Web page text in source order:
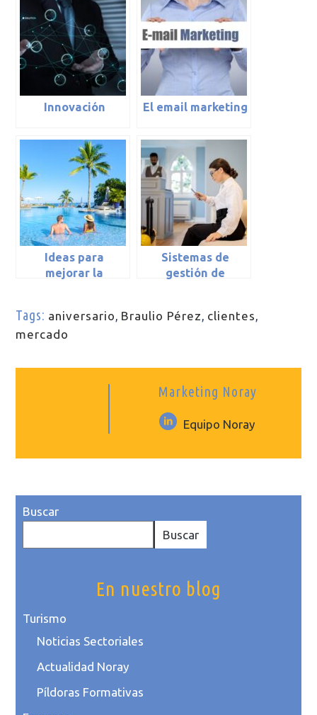
Innovación El email marketing
Ideas para
mejorar la
Sistemas de
gestión de
funcionalidades
Tags: aniversario, Braulio Pérez, clientes,
mercado
Marketing Noray
Equipo Noray
Buscar
Buscar
En nuestro blog
Turismo
Noticias Sectoriales
Actualidad Noray
Píldoras Formativas